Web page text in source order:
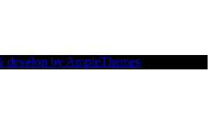
develop by AmpleThemes